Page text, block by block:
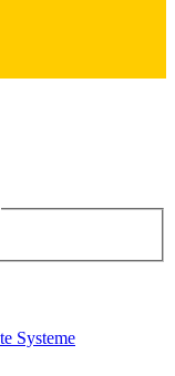
Systeme